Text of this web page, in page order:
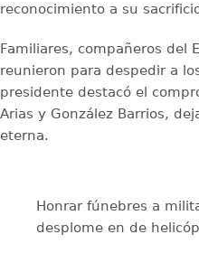
reconocimiento a su
Familiares, compañeros del
reunieron para despedir a
presidente destacó el
Arias y González Barrios,
eterna.
Honrar fúnebres a
desplome en de